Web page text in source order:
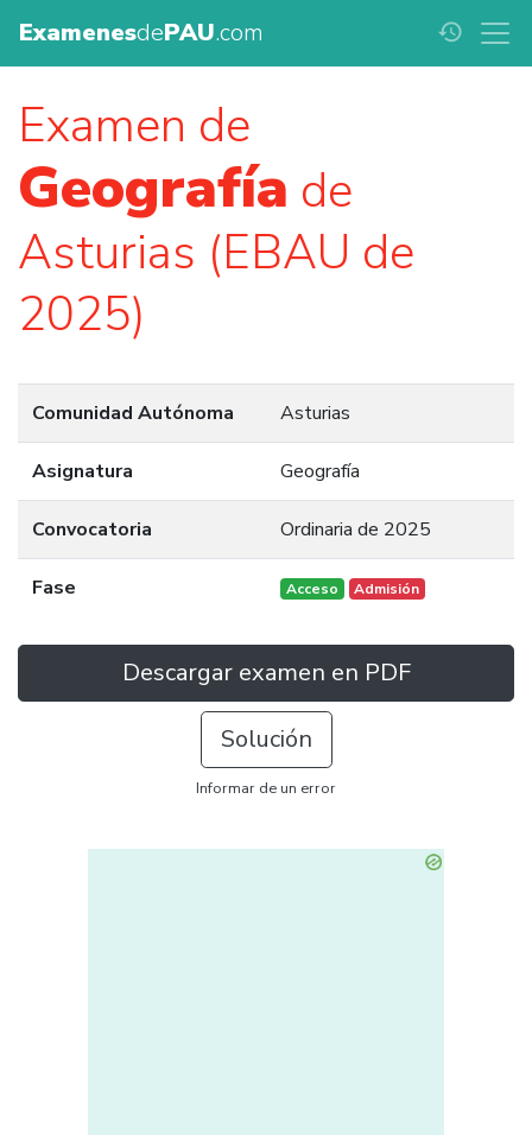
ExamenesdePAU.com history
Examen de
Geografía de
Asturias (EBAU de
2025)
Comunidad Autónoma Asturias
Asignatura Geografía
Convocatoria Ordinaria de 2025
Fase Acceso Admisión
Descargar examen en PDF
Solución
Informar de un error